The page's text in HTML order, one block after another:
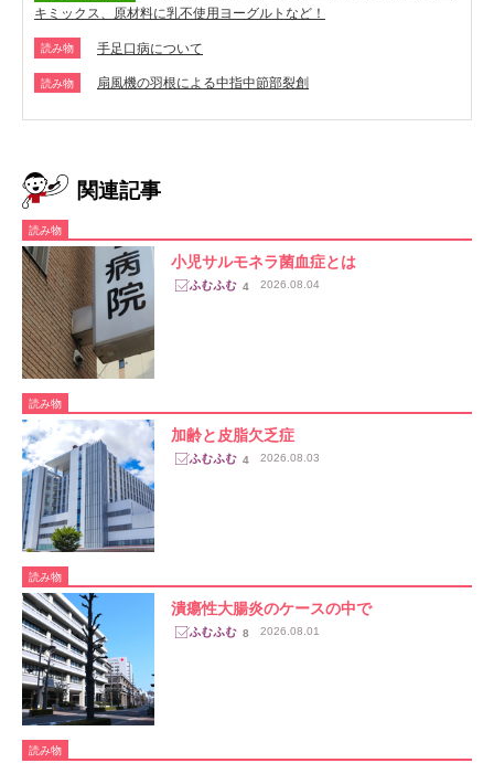
キミックス、原材料に乳不使用ヨーグルトなど！
読み物 手足口病について
読み物 扇風機の羽根による中指中節部裂創
関連記事
読み物
小児サルモネラ菌血症とは
4 2026.08.04
読み物
加齢と皮脂欠乏症
4 2026.08.03
読み物
潰瘍性大腸炎のケースの中で
8 2026.08.01
読み物